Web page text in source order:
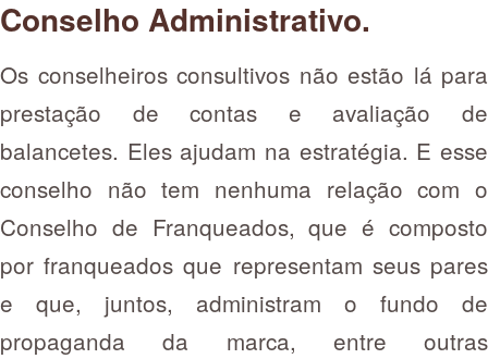
Conselho Administrativo.
Os conselheiros consultivos não estão lá para
prestação de contas e avaliação de
balancetes. Eles ajudam na estratégia. E esse
conselho não tem nenhuma relação com o
Conselho de Franqueados, que é composto
por franqueados que representam seus pares
e que, juntos, administram o fundo de
propaganda da marca, entre outras